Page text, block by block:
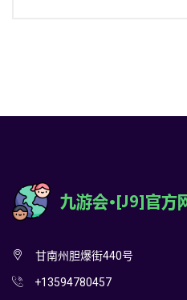
甘南州胆爆街440号
+13594780457